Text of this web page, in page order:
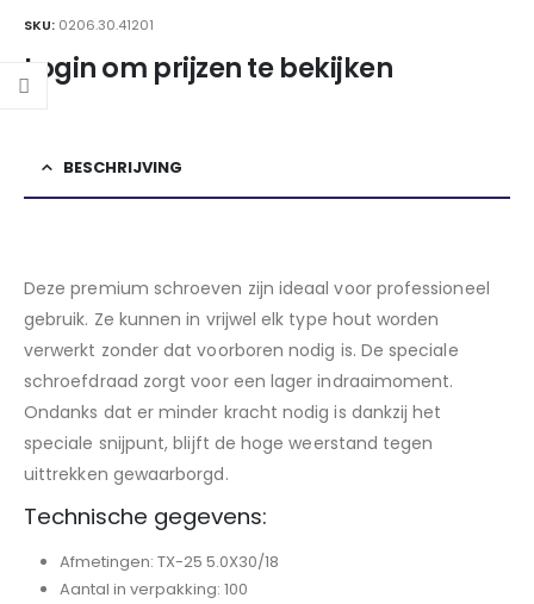
SKU: 0206.30.41201
Login om prijzen te bekijken
BESCHRIJVING
Deze premium schroeven zijn ideaal voor professioneel
gebruik. Ze kunnen in vrijwel elk type hout worden
verwerkt zonder dat voorboren nodig is. De speciale
schroefdraad zorgt voor een lager indraaimoment.
Ondanks dat er minder kracht nodig is dankzij het
speciale snijpunt, blijft de hoge weerstand tegen
uittrekken gewaarborgd.
Technische gegevens:
Afmetingen: TX-25 5.0X30/18
Aantal in verpakking: 100